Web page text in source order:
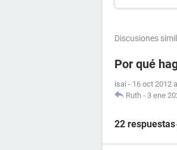
Discusiones
Por qué
isai - 16 oct 2012
Ruth - 3 ene
22 respuestas